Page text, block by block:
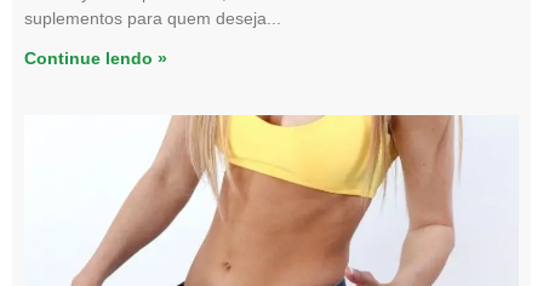
suplementos para quem deseja
Continue lendo »